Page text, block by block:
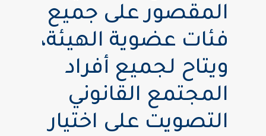
المقصور على جميع
فئات عضوية الهيئة،
ويتاح لجميع أفراد
المجتمع القانوني
التصويت على اختيار